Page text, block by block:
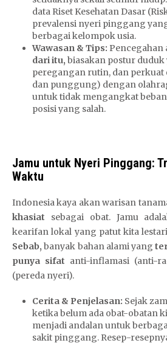
data Riset Kesehatan Dasar
prevalensi nyeri pinggang
berbagai kelompok usia.
Wawasan & Tips: Pencegahan
dari itu, biasakan postur
peregangan rutin, dan
dan punggung) dengan
untuk tidak mengangkat
posisi yang salah.
Jamu untuk Nyeri Pinggang:
Waktu
Indonesia kaya akan warisan
khasiat sebagai obat. Jamu
kearifan lokal yang patut kita
Sebab, banyak bahan alami yang
punya sifat anti-inflamasi (anti-
(pereda nyeri).
Cerita & Penjelasan: Sejak
ketika belum ada obat-obatan
menjadi andalan untuk
sakit pinggang. Resep-